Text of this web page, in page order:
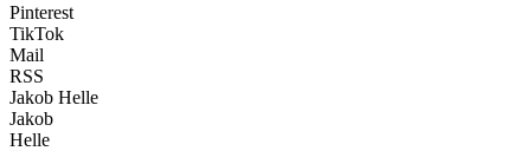
Pinterest
TikTok
Mail
RSS
Jakob Helle
Jakob
Helle